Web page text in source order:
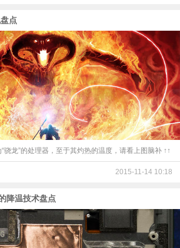
点
骁龙”的处理器，至于其灼热的温度，请看上图脑补 ↑↑
2015-11-14 10:18
降温技术盘点